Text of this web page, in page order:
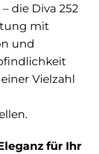
die Diva 252
mit
und
Vielzahl
für Ihr